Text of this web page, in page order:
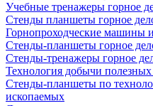
Учебные тренажеры горное
Стенды планшеты горное
Горнопроходческие машины
Стенды-планшеты горное
Стенды-тренажеры горное
Технология добычи
Стенды-планшеты по
ископаемых